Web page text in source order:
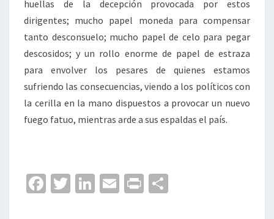
huellas de la decepción provocada por estos
dirigentes; mucho papel moneda para compensar
tanto desconsuelo; mucho papel de celo para pegar
descosidos; y un rollo enorme de papel de estraza
para envolver los pesares de quienes estamos
sufriendo las consecuencias, viendo a los políticos con
la cerilla en la mano dispuestos a provocar un nuevo
fuego fatuo, mientras arde a sus espaldas el país.
Fa T
Li E
Pr